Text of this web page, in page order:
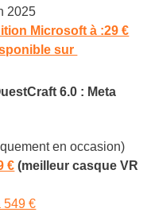
2025
Microsoft à :29 €
sur
6.0 : Meta
en occasion)
€ (meilleur casque VR
549 €